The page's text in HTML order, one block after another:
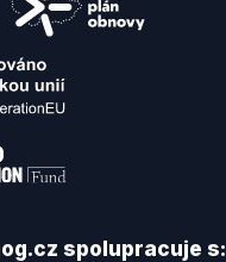
spolupracuje s: